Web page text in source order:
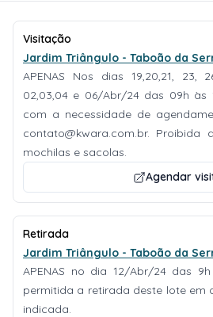
Visitação
Jardim Triângulo - Taboão da
APENAS Nos dias 19,20,21,
02,03,04 e 06/Abr/24 das 09h às
com a necessidade de
contato@kwara.com.br. Proibida
mochilas e sacolas.
Agendar
Retirada
Jardim Triângulo - Taboão da
APENAS no dia 12/Abr/24 das
permitida a retirada deste lote em
indicada.